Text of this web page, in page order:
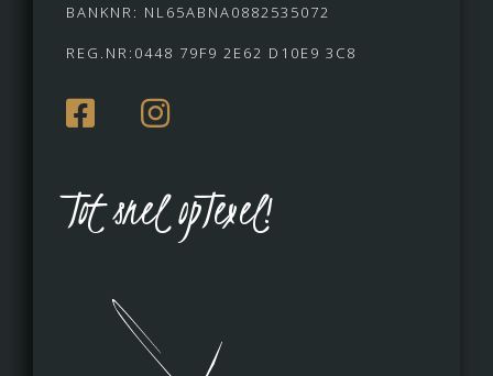
BANKNR: NL65ABNA0882535072
REG.NR:0448 79F9 2E62 D10E9 3C8
Tot snel opTexel!